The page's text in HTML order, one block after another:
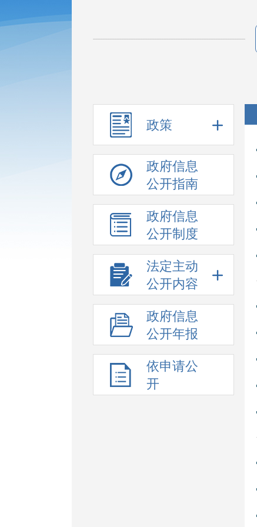
政策
政府信息
公开指南
政府信息
公开制度
法定主动
公开内容
政府信息
公开年报
依申请公
开